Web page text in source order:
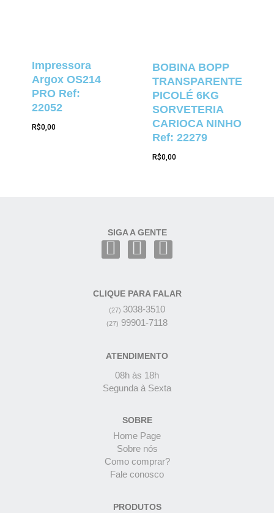
Impressora
Argox OS214
PRO Ref:
22052
R$0,00
BOBINA BOPP
TRANSPARENTE
PICOLÉ 6KG
SORVETERIA
CARIOCA NINHO
Ref: 22279
R$0,00
SIGA A GENTE
CLIQUE PARA FALAR
(27) 3038-3510
(27) 99901-7118
ATENDIMENTO
08h às 18h
Segunda à Sexta
SOBRE
Home Page
Sobre nós
Como comprar?
Fale conosco
PRODUTOS